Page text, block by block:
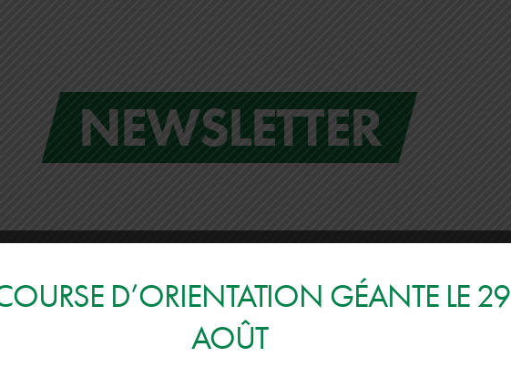
NEWSLETTER
D’ORIENTATION GÉANTE LE 29
AOÛT